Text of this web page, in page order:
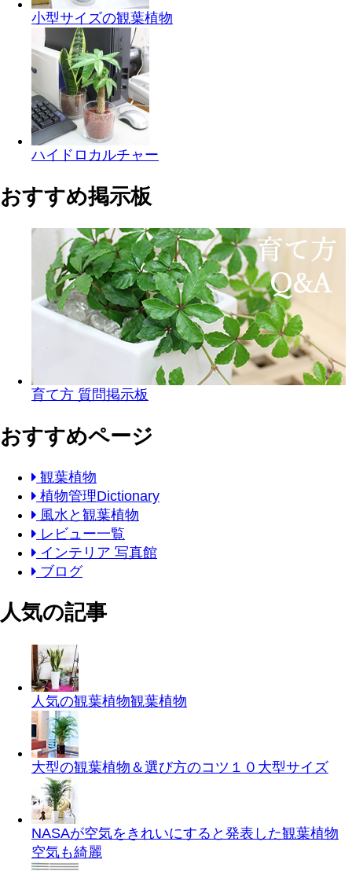
小型サイズの観葉植物
ハイドロカルチャー
おすすめ掲示板
育て方 質問掲示板
おすすめページ
観葉植物
植物管理Dictionary
風水と観葉植物
レビュー一覧
インテリア 写真館
ブログ
人気の記事
人気の観葉植物観葉植物
大型の観葉植物＆選び方のコツ１０ 大型サイズ
NASAが空気をきれいにすると発表した観葉植物
空気も綺麗